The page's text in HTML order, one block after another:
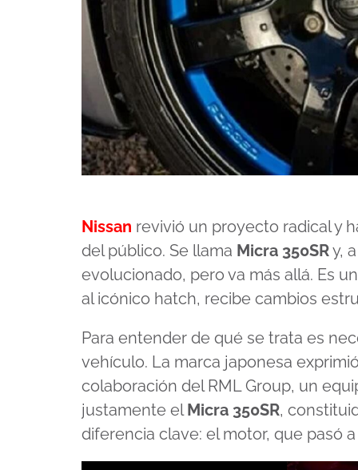
Nissan revivió un proyecto radical y
del público. Se llama Micra 350SRy,
evolucionado, pero va más allá. Es
al icónico hatch, recibe cambios
Para entender de qué se trata es
vehículo. La marca japonesa
colaboración del RML Group, un
justamente elMicra 350SR,
diferencia clave: el motor, que pasó